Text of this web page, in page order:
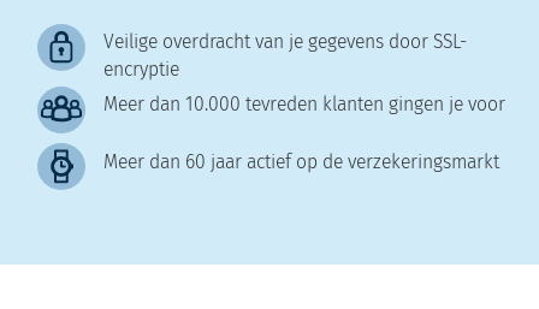
Veilige overdracht van je gegevens door SSL-
encryptie
Meer dan 10.000 tevreden klanten gingen je voor
Meer dan 60 jaar actief op de verzekeringsmarkt